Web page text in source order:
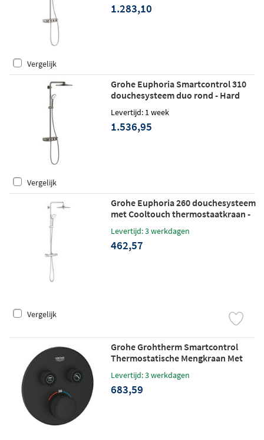
1.283,10
Vergelijk
Grohe Euphoria Smartcontrol 310
douchesysteem duo rond - Hard
graphite geborsteld
Levertijd: 1 week
1.536,95
Vergelijk
Grohe Euphoria 260 douchesysteem
met Cooltouch thermostaatkraan -
chroom
Levertijd: 3 werkdagen
462,57
Vergelijk
Grohe Grohtherm Smartcontrol
Thermostatische Mengkraan Met
Omstelling phantom black
Levertijd: 3 werkdagen
683,59